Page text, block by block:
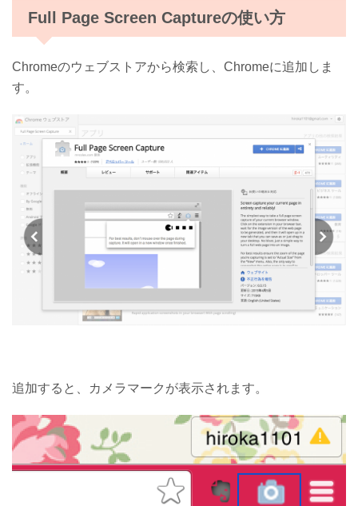
Full Page Screen Captureの使い方
Chromeのウェブストアから検索し、Chromeに追加しま
す。
追加すると、カメラマークが表示されます。